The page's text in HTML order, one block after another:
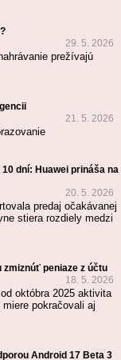
29. 5. 2026
prežívajú
21. 5. 2026
dní: Huawei prináša na
20. 5. 2026
predaj očakávanej
stiera rozdiely medzi
zmiznúť peniaze z účtu
18. 5. 2026
októbra 2025 aktivita
pokračovali aj
Android 17 Beta 3